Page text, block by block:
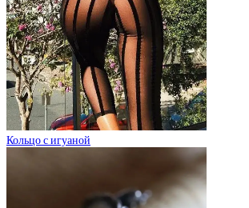
Кольцо с игуаной